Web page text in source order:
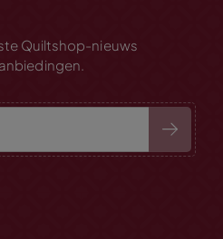
Quiltshop-nieuws